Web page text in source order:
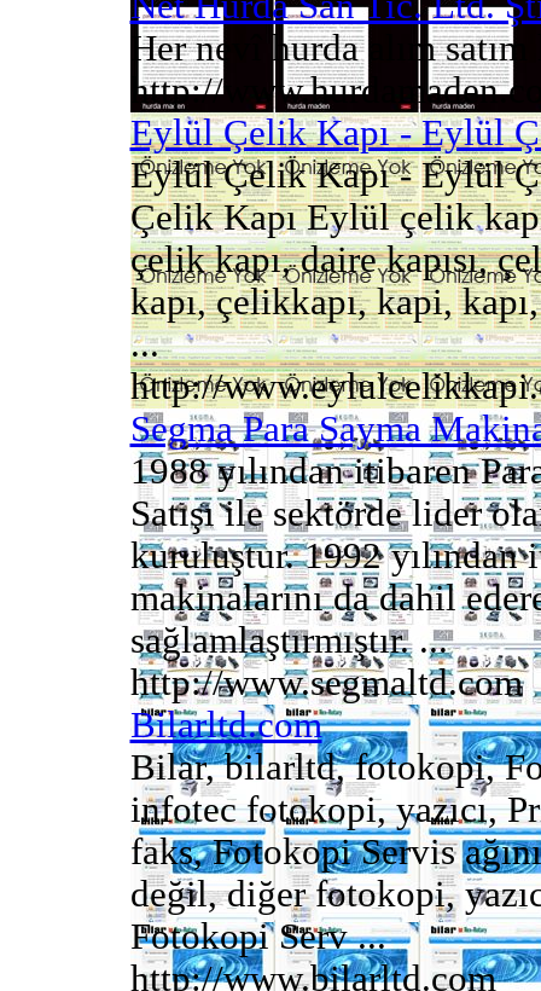
Her nevî hurda alım
http://
Eylül Çelik Kapı - Eylül
Eylül Çelik Kapı - Eylül
Çelik Kapı Eylül çelik
çelik kapı, daire kapısı,
kapı, çelikkapı, kapi,
...
http://
Segma Para Sayma
1988 yılından itibaren
Satışı ile sektörde lider
kuruluştur. 1992 yılından
makinalarını da dahil
sağlamlaştırmıştır. ...
http://www.segmaltd.com
Bilarltd.com
Bilar, bilarltd, fotokopi,
infotec fotokopi, yazıcı,
faks, Fotokopi Servis
değil, diğer fotokopi,
Fotokopi Serv ...
http://www.bilarltd.com